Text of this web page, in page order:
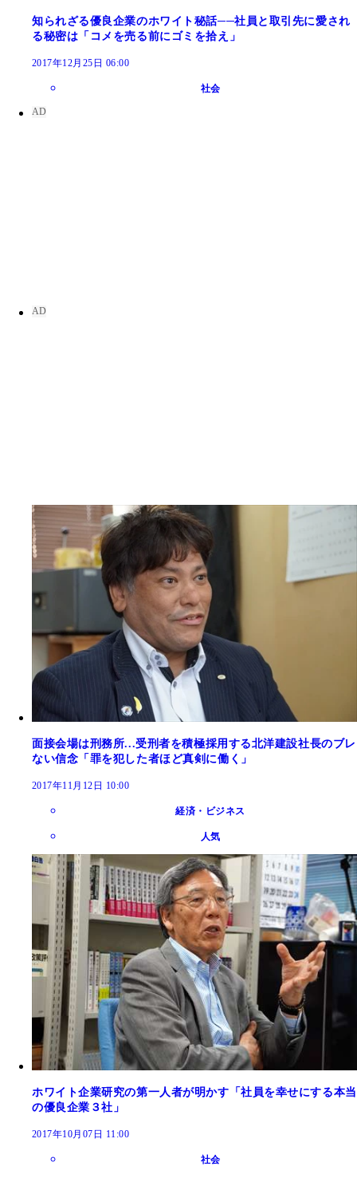
知られざる優良企業のホワイト秘話──社員と取引先に愛され
る秘密は「コメを売る前にゴミを拾え」
2017年12月25日 06:00
社会
面接会場は刑務所...受刑者を積極採用する北洋建設社長のブレ
ない信念「罪を犯した者ほど真剣に働く」
2017年11月12日 10:00
経済・ビジネス
人気
ホワイト企業研究の第一人者が明かす「社員を幸せにする本当
の優良企業３社」
2017年10月07日 11:00
社会